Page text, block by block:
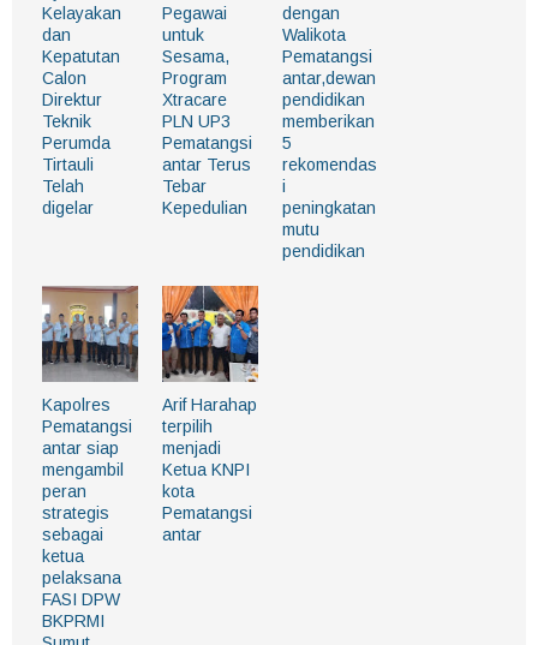
Kelayakan
dan
Kepatutan
Calon
Direktur
Teknik
Perumda
Tirtauli
Telah
digelar
Pegawai
untuk
Sesama,
Program
Xtracare
PLN UP3
Pematangsi
antar Terus
Tebar
Kepedulian
dengan
Walikota
Pematangsi
antar,dewan
pendidikan
memberikan
5
rekomendas
i
peningkatan
mutu
pendidikan
Kapolres
Pematangsi
antar siap
mengambil
peran
strategis
sebagai
ketua
pelaksana
FASI DPW
BKPRMI
Arif Harahap
terpilih
menjadi
Ketua KNPI
kota
Pematangsi
antar